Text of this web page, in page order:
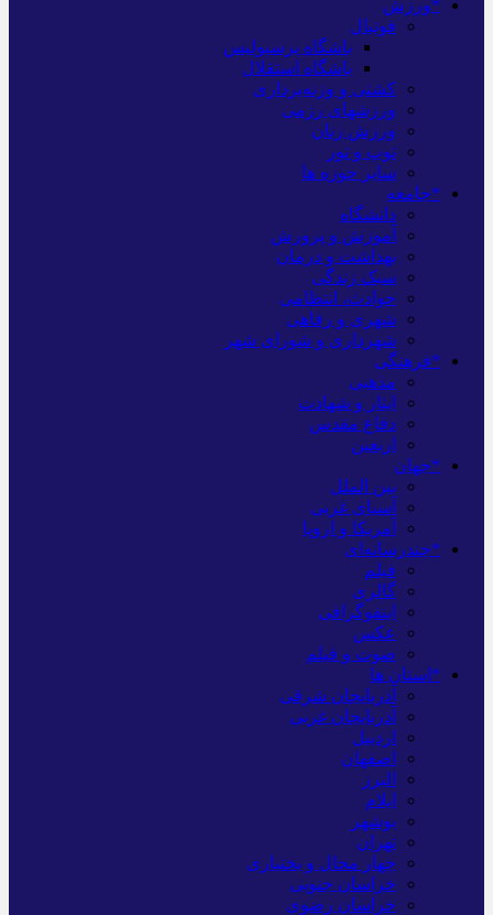
*ورزش
فوتبال
باشگاه پرسپولیس
باشگاه استقلال
کشتی و وزنه‌برداری
ورزشهای رزمی
ورزش زنان
توپ و تور
سایر حوزه ها
*جامعه
دانشگاه
آموزش و پرورش
بهداشت و درمان
سبک زندگی
حوادث، انتظامی
شهری و رفاهی
شهرداری و شورای شهر
*فرهنگی
مذهبی
ایثار و شهادت
دفاع مقدس
اربعین
*جهان
بین الملل
آسیای غربی
آمریکا و اروپا
*چندرسانه‌ای
فیلم
گالری
اینفوگرافی
عکس
صوت و فیلم
*استان ها
آذربایجان شرقی
آذربایجان غربی
اردبیل
اصفهان
البرز
ایلام
بوشهر
تهران
چهار محال و بختیاری
خراسان جنوبی
خراسان رضوی